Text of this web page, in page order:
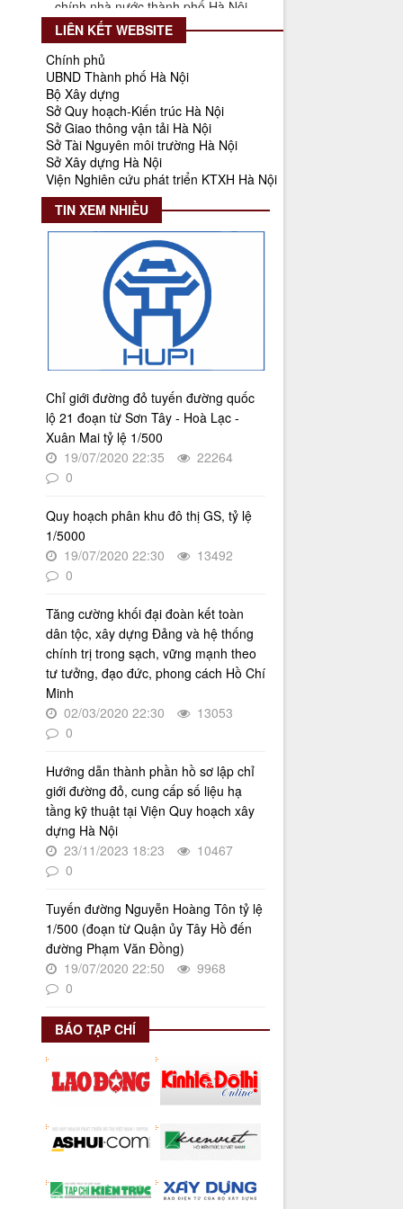
Thời gian đăng: 25/08/2025
lượt xem: 567 | lượt tải:266
55-KH/ĐU
Kế hoạch Triển khai Phong trào
"Bình dân học vụ số"
Thời gian đăng: 03/06/2025
lượt xem: 623 | lượt tải:268
Số 27/UBND-ĐT
Triển khai thực hiện Nghị quyết số
34/2024/NQ-HĐND ngày
19/11/2024 của Hội đồng nhân dân
Thời gian đăng: 08/01/2025
lượt xem: 947 | lượt tải:404
Số 908/KH-VQH
Kế hoạch Thông tin, tuyên truyền
về cải cách hành chính nhà nước
của Viện Quy hoạch xây dựng Hà
Nội giai đoạn 2026 - 2030
Thời gian đăng: 16/07/2026
lượt xem: 74 | lượt tải:30
2512/QĐ-UBND
Phê duyệt Quy hoạch tổng thể Thủ
đô Hà Nội tầm nhìn 100 năm
Thời gian đăng: 14/05/2026
lượt xem: 1225 | lượt tải:740
4386/QĐ-UBND
Quyết định số 4386/QĐ-UBND v/v
Ban hành Kế hoạch thông tin,
tuyên truyền về cải cách hành
chính nhà nước thành phố Hà Nội
năm 2025
Thời gian đăng: 25/08/2025
55-KH/ĐU
Kế hoạch Triển khai Phong trào
"Bình dân học vụ số"
Thời gian đăng: 03/06/2025
lượt xem: 623 | lượt tải:268
Triển khai thực hiện Nghị quyết số
34/2024/NQ-HĐND ngày
19/11/2024 của Hội đồng nhân dân
Thành phố.
Thời gian đăng: 08/01/2025
LIÊN KẾT WEBSITE
Chính phủ
UBND Thành phố Hà Nội
Bộ Xây dựng
Sở Quy hoạch-Kiến trúc Hà Nội
Sở Giao thông vận tải Hà Nội
Sở Tài Nguyên môi trường Hà Nội
Sở Xây dựng Hà Nội
Viện Nghiên cứu phát triển KTXH Hà Nội
TIN XEM NHIỀU
Chỉ giới đường đỏ tuyến đường quốc
lộ 21 đoạn từ Sơn Tây - Hoà Lạc -
Xuân Mai tỷ lệ 1/500
19/07/2020 22:35
22264
0
Quy hoạch phân khu đô thị GS, tỷ lệ
1/5000
19/07/2020 22:30
13492
0
Tăng cường khối đại đoàn kết toàn
dân tộc, xây dựng Đảng và hệ thống
chính trị trong sạch, vững mạnh theo
tư tưởng, đạo đức, phong cách Hồ Chí
Minh
02/03/2020 22:30
13053
0
Hướng dẫn thành phần hồ sơ lập chỉ
giới đường đỏ, cung cấp số liệu hạ
tầng kỹ thuật tại Viện Quy hoạch xây
dựng Hà Nội
23/11/2023 18:23
10467
0
Tuyến đường Nguyễn Hoàng Tôn tỷ lệ
1/500 (đoạn từ Quận ủy Tây Hồ đến
đường Phạm Văn Đồng)
19/07/2020 22:50
9968
0
BÁO TẠP CHÍ